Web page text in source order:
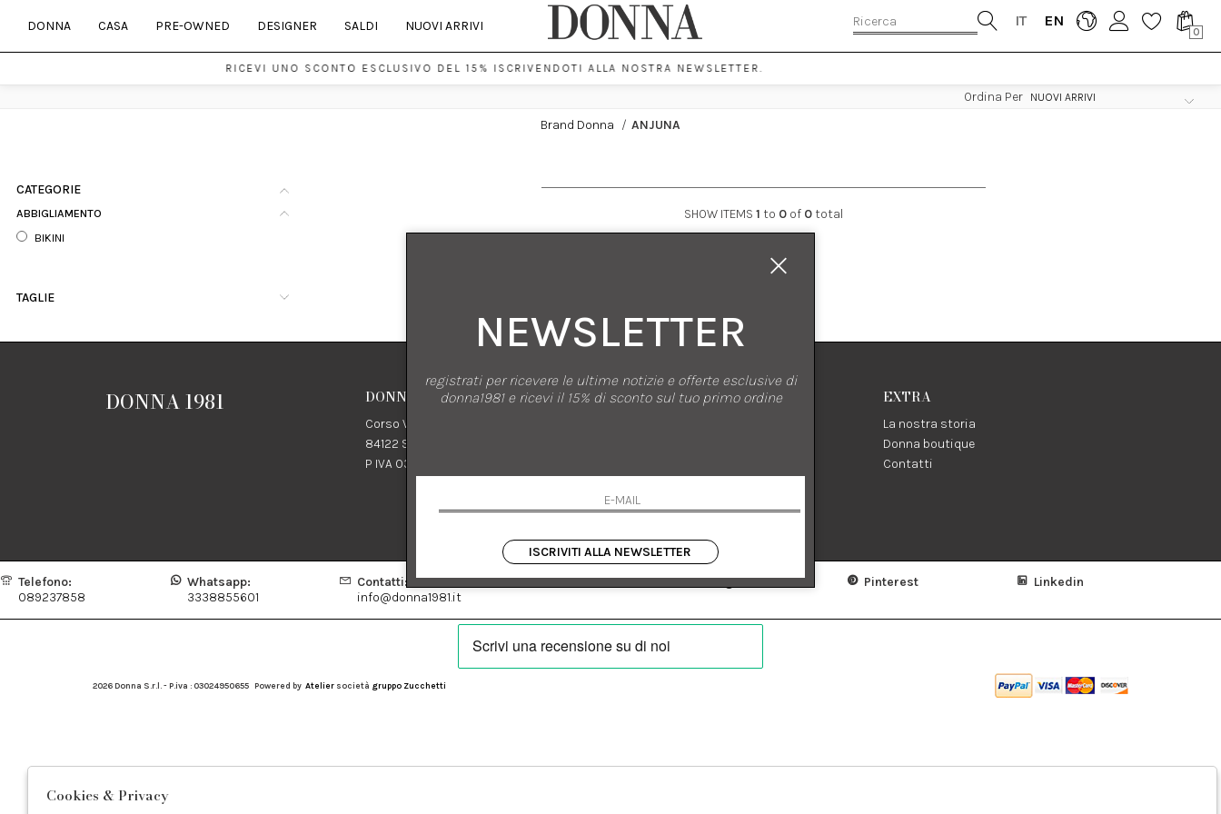
IT EN
0
DONNA CASA PRE-OWNED DESIGNER SALDI NUOVI ARRIVI
RICEVI UNO SCONTO ESCLUSIVO DEL 15% ISCRIVENDOTI ALLA NOSTRA NEWSLETTER.
Ordina Per
Brand Donna / ANJUNA
CATEGORIE
ABBIGLIAMENTO
BIKINI
TAGLIE
SHOW ITEMS 1 to 0of 0total
DONNA 1981 DONNA 1981
Corso Vittorio Emanuele 182
84122 Salerno Italia
P IVA 03024950655
SHOPPING
Condizioni di vendita
Spedizione
EXTRA
La nostra storia
Donna boutique
Contatti
Telefono:
089237858
Whatsapp:
3338855601
Contatti:
info@donna1981.it
Facebook Instagram Pinterest Linkedin
2026 Donna S.r.l. - P.iva : 03024950655 Powered by Atelier società gruppo Zucchetti
NEWSLETTER
registrati per ricevere le ultime notizie e offerte esclusive di
donna1981 e ricevi il 15% di sconto sul tuo primo ordine
ISCRIVITI ALLA NEWSLETTER
Cookies & Privacy